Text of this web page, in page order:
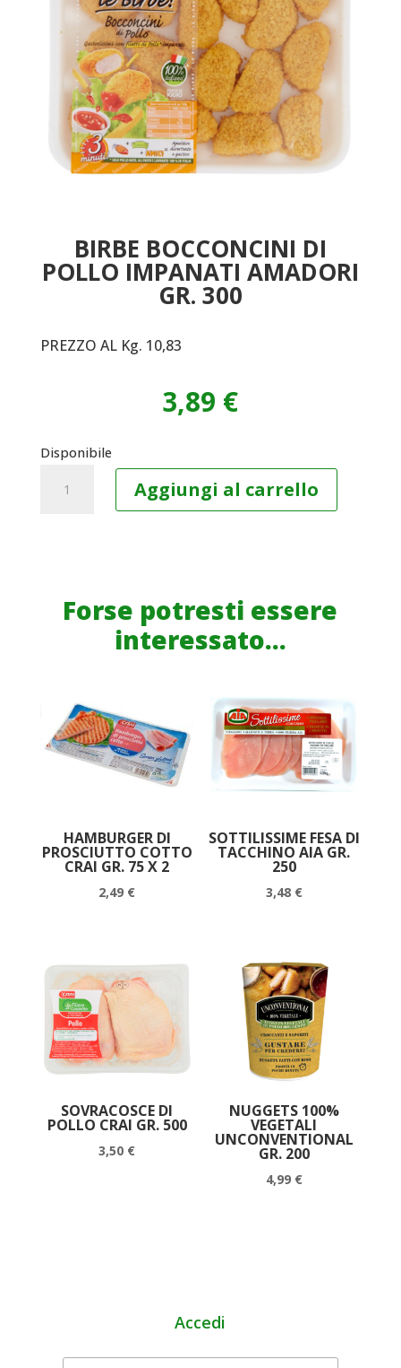
BIRBE BOCCONCINI DI
POLLO IMPANATI AMADORI
GR. 300
PREZZO AL Kg. 10,83
3,89 €
Disponibile
BOCCONCINI
Aggiungi al carrello
Forse potresti essere
interessato...
HAMBURGER DI
PROSCIUTTO COTTO
CRAI GR. 75 X 2
2,49 €
SOTTILISSIME FESA DI
TACCHINO AIA GR.
250
3,48 €
SOVRACOSCE DI
POLLO CRAI GR. 500
3,50 €
NUGGETS 100%
VEGETALI
UNCONVENTIONAL
GR. 200
4,99 €
Accedi